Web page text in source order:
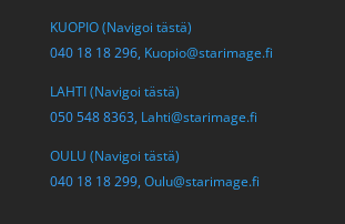
KUOPIO (Navigoi tästä)
040 18 18 296, Kuopio@starimage.fi
LAHTI (Navigoi tästä)
050 548 8363, Lahti@starimage.fi
OULU (Navigoi tästä)
040 18 18 299, Oulu@starimage.fi